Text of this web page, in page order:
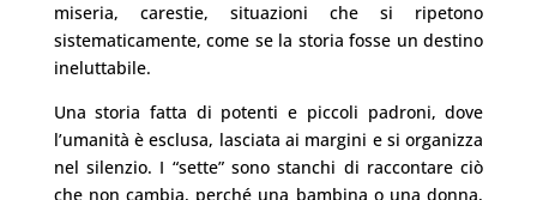
miseria, carestie, situazioni che si ripetono
sistematicamente, come se la storia fosse un destino
ineluttabile.
Una storia fatta di potenti e piccoli padroni, dove
l’umanità è esclusa, lasciata ai margini e si organizza
nel silenzio. I “sette” sono stanchi di raccontare ciò
che non cambia, perché una bambina o una donna,